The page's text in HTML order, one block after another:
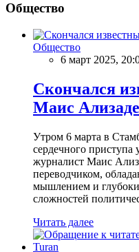
Общество
Общество
6 март 2025,
Скончался
Маис Ализаде
Утром 6 марта в
сердечного
журналист Маис
переводчиком,
мышлением и
сложностей
Читать далее